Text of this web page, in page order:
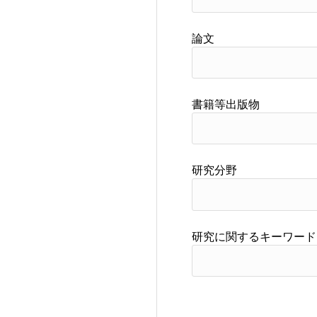
論文
書籍等出版物
研究分野
研究に関するキーワード